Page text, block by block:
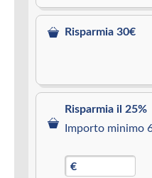
Risparmia 30€
Risparmia il 25%
Importo minimo
€